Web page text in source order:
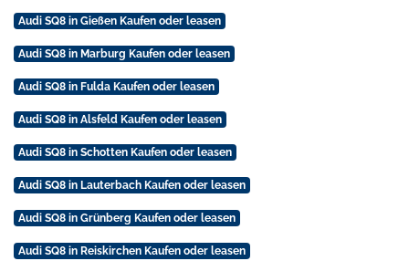
Audi SQ8 in Gießen Kaufen oder leasen
Audi SQ8 in Marburg Kaufen oder leasen
Audi SQ8 in Fulda Kaufen oder leasen
Audi SQ8 in Alsfeld Kaufen oder leasen
Audi SQ8 in Schotten Kaufen oder leasen
Audi SQ8 in Lauterbach Kaufen oder leasen
Audi SQ8 in Grünberg Kaufen oder leasen
Audi SQ8 in Reiskirchen Kaufen oder leasen